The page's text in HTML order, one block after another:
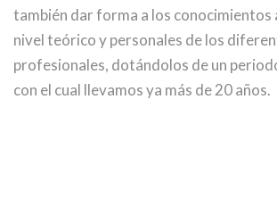
también dar forma a los conocimientos
nivel teórico y personales de los
profesionales, dotándolos de un
con el cual llevamos ya más de 20 años.